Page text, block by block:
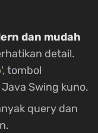
dan mudah
detail.
', tombol
Swing kuno.
query dan